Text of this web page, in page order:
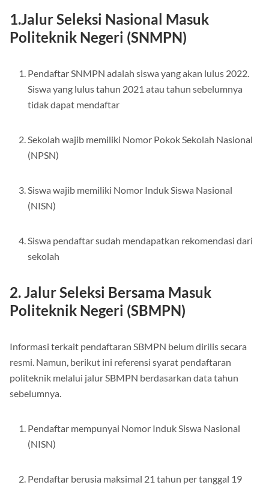
1.Jalur Seleksi Nasional Masuk
Politeknik Negeri (SNMPN)
Pendaftar SNMPN adalah siswa yang akan lulus 2022.
Siswa yang lulus tahun 2021 atau tahun sebelumnya
tidak dapat mendaftar
Sekolah wajib memiliki Nomor Pokok Sekolah Nasional
(NPSN)
Siswa wajib memiliki Nomor Induk Siswa Nasional
(NISN)
Siswa pendaftar sudah mendapatkan rekomendasi dari
sekolah
2. Jalur Seleksi Bersama Masuk
Politeknik Negeri (SBMPN)
Informasi terkait pendaftaran SBMPN belum dirilis secara
resmi. Namun, berikut ini referensi syarat pendaftaran
politeknik melalui jalur SBMPN berdasarkan data tahun
sebelumnya.
Pendaftar mempunyai Nomor Induk Siswa Nasional
(NISN)
Pendaftar berusia maksimal 21 tahun per tanggal 19